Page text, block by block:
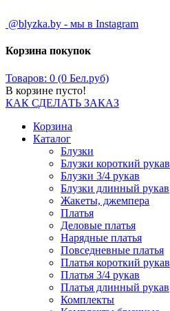
@blyzka.by - мы в Instagram
Корзина покупок
Товаров: 0 (0 Бел.руб)
В корзине пусто!
КАК СДЕЛАТЬ ЗАКАЗ
Корзина
Каталог
Блузки
Блузки короткий рукав
Блузки 3/4 рукав
Блузки длинный рукав
Жакеты, джемпера
Платья
Деловые платья
Нарядные платья
Повседневные платья
Платья короткий рукав
Платья 3/4 рукав
Платья длинный рукав
Комплекты